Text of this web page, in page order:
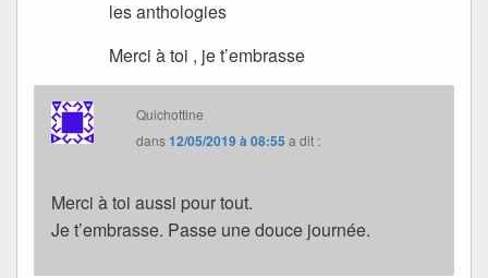
les anthologies
Merci à toi , je t’embrasse
Quichottine
dans12/05/2019 à 08:55 a dit :
Merci à toi aussi pour tout.
Je t’embrasse. Passe une douce journée.